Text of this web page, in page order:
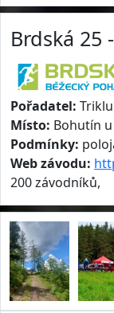
Brdská 25
Pořadatel:
Místo: Bohutín
Podmínky:
Web závodu:
200 závodníků,